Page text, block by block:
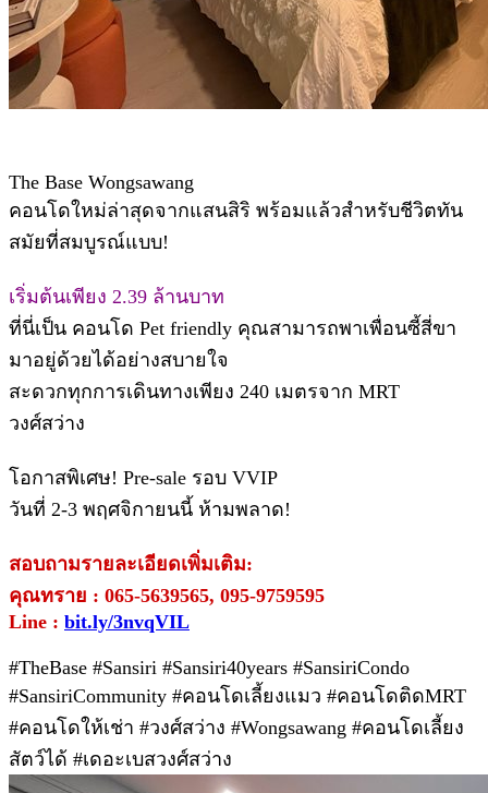
The Base Wongsawang
คอนโดใหม่ล่าสุดจากแสนสิริ พร้อมแล้วสำหรับชีวิตทัน
สมัยที่สมบูรณ์แบบ!
เริ่มต้นเพียง 2.39 ล้านบาท
ที่นี่เป็น คอนโด Pet friendly คุณสามารถพาเพื่อนซี้สี่ขา
มาอยู่ด้วยได้อย่างสบายใจ
สะดวกทุกการเดินทางเพียง 240 เมตรจาก MRT
วงศ์สว่าง
โอกาสพิเศษ! Pre-sale รอบ VVIP
วันที่ 2-3 พฤศจิกายนนี้ ห้ามพลาด!
สอบถามรายละเอียดเพิ่มเติม:
คุณทราย : 065-5639565, 095-9759595
Line : bit.ly/3nvqVIL
#TheBase #Sansiri #Sansiri40years #SansiriCondo
#SansiriCommunity #คอนโดเลี้ยงแมว #คอนโดติดMRT
#คอนโดให้เช่า #วงศ์สว่าง #Wongsawang #คอนโดเลี้ยง
สัตว์ได้ #เดอะเบสวงศ์สว่าง